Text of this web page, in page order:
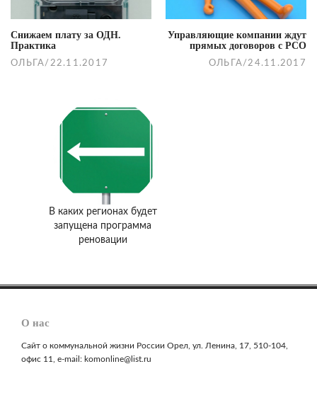
Управляющие компании ждут
прямых договоров с РСО
ОЛЬГА / 24.11.2017
Снижаем плату за ОДН.
Практика
ОЛЬГА / 22.11.2017
В каких регионах будет
запущена программа
реновации
О нас
Сайт о коммунальной жизни России Орел, ул. Ленина, 17, 510-104,
офис 11, e-mail: komonline@list.ru